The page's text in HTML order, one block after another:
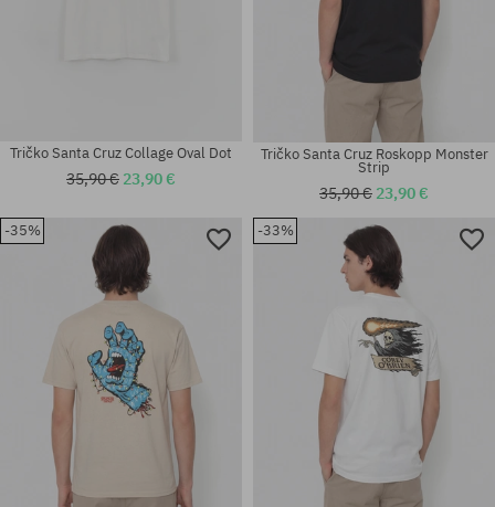
Dostupné veľkosti:
Dostupné veľkosti:
Tričko Santa Cruz Collage Oval Dot
35,90 € 23,90 €
Tričko Santa Cruz Roskopp Monster
Strip
35,90 € 23,90 €
-35% -33%